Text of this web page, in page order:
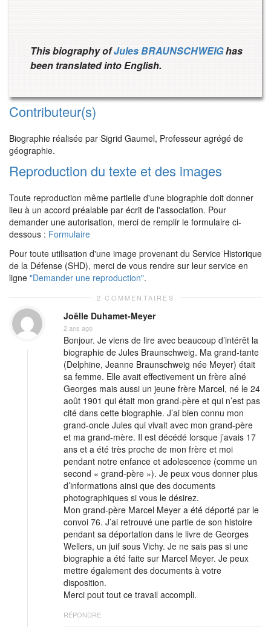
This biography ofJules BRAUNSCHWEIGhas
been translated into English.
Contributeur(s)
Biographie réalisée par Sigrid Gaumel, Professeur agrégé de
géographie.
Reproduction du texte et des images
Toute reproduction même partielle d'une biographie doit donner
lieu à un accord préalable par écrit de l'association. Pour
demander une autorisation, merci de remplir le formulaire ci-
dessous : Formulaire
Pour toute utilisation d'une image provenant du Service Historique
de la Défense (SHD), merci de vous rendre sur leur service en
ligne "Demander une reproduction".
2 COMMENTAIRES
Joëlle Duhamet-Meyer
2 ans ago
Bonjour. Je viens de lire avec beaucoup d’intérêt la
biographie de Jules Braunschweig. Ma grand-tante
(Delphine, Jeanne Braunschweig née Meyer) était
sa femme. Elle avait effectivement un frère aîné
Georges mais aussi un jeune frère Marcel, né le 24
août 1901 qui était mon grand-père et qui n’est pas
cité dans cette biographie. J’ai bien connu mon
grand-oncle Jules qui vivait avec mon grand-père
et ma grand-mère. Il est décédé lorsque j’avais 17
ans et a été très proche de mon frère et moi
pendant notre enfance et adolescence (comme un
second « grand-père »). Je peux vous donner plus
d’informations ainsi que des documents
photographiques si vous le désirez.
Mon grand-père Marcel Meyer a été déporté par le
convoi 76. J’ai retrouvé une partie de son histoire
pendant sa déportation dans le livre de Georges
Wellers, un juif sous Vichy. Je ne sais pas si une
biographie a été faite sur Marcel Meyer. Je peux
mettre également des documents à votre
disposition.
Merci pout tout ce travail accompli.
RÉPONDRE